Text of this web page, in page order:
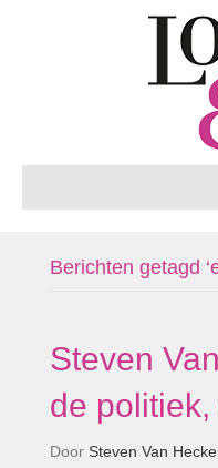
Berichten getagd
Steven
de politiek,
Door Steven Van Hecke